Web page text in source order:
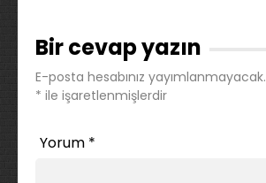
Bir cevap yazın
E-posta hesabınız yayımlanmayacak.
* ile işaretlenmişlerdir
Yorum *